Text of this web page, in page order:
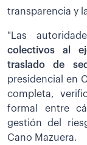
transparencia y
"Las
colectivos al
traslado de
presidencial en
completa,
formal entre
gestión del
Cano Mazuera.